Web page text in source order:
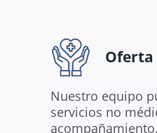
Nuestro equipo
servicios no